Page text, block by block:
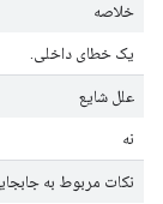
خلاصه
یک خطای داخلی.
علل شایع
نه
نکات مربوط به